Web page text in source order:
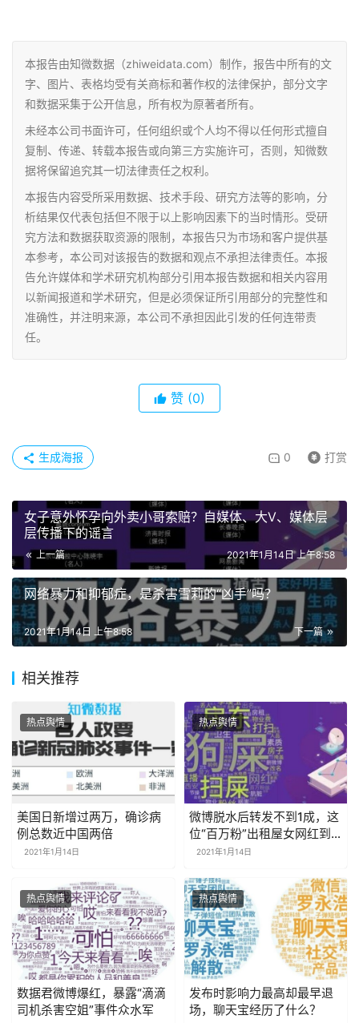
本报告由知微数据（zhiweidata.com）制作，报告中所有的文
字、图片、表格均受有关商标和著作权的法律保护，部分文字
和数据采集于公开信息，所有权为原著者所有。
未经本公司书面许可，任何组织或个人均不得以任何形式擅自
复制、传递、转载本报告或向第三方实施许可，否则，知微数
据将保留追究其一切法律责任之权利。
本报告内容受所采用数据、技术手段、研究方法等的影响，分
析结果仅代表包括但不限于以上影响因素下的当时情形。受研
究方法和数据获取资源的限制，本报告只为市场和客户提供基
本参考，本公司对该报告的数据和观点不承担法律责任。本报
告允许媒体和学术研究机构部分引用本报告数据和相关内容用
以新闻报道和学术研究，但是必须保证所引用部分的完整性和
准确性，并注明来源，本公司不承担因此引发的任何连带责
任。
赞 (0)
0 打赏
生成海报
女子意外怀孕向外卖小哥索赔？自媒体、大V、媒体层
层传播下的谣言
上一篇 2021年1月14日 上午8:58
网络暴力和抑郁症，是杀害雪莉的“凶手”吗？
下一篇
2021年1月14日 上午8:58
相关推荐
热点舆情
美国日新增过两万，确诊病
例总数近中国两倍
2021年1月14日
热点舆情
微博脱水后转发不到1成，这
位“百万粉”出租屋女网红到
底多水？
2021年1月14日
热点舆情
数据君微博爆红，暴露“滴滴
司机杀害空姐”事件众水军
热点舆情
发布时影响力最高却最早退
场，聊天宝经历了什么？